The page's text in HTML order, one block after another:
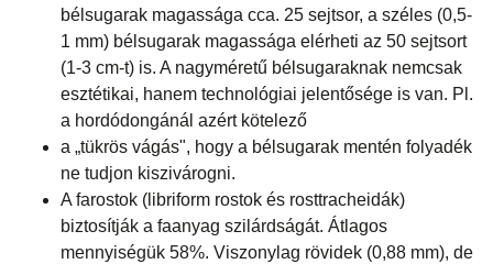
bélsugarak magassága cca. 25 sejtsor, a széles (0,5-
1 mm) bélsugarak magassága elérheti az 50 sejtsort
(1-3 cm-t) is. A nagyméretű bélsugaraknak nemcsak
esztétikai, hanem technológiai jelentősége is van. Pl.
a hordódongánál azért kötelező
a „tükrös vágás", hogy a bélsugarak mentén folyadék
ne tudjon kiszivárogni.
A farostok (libriform rostok és rosttracheidák)
biztosítják a faanyag szilárdságát. Átlagos
mennyiségük 58%. Viszonylag rövidek (0,88 mm), de